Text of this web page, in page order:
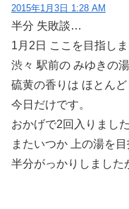
2015年1月3日 1:28 AM
半分 失敗談…
1月2日 ここを目指し
渋々 駅前の みゆきの
硫黄の香りは ほとん
今日だけです。
おかげで2回入りました
またいつか 上の湯を目
半分がっかりしまし